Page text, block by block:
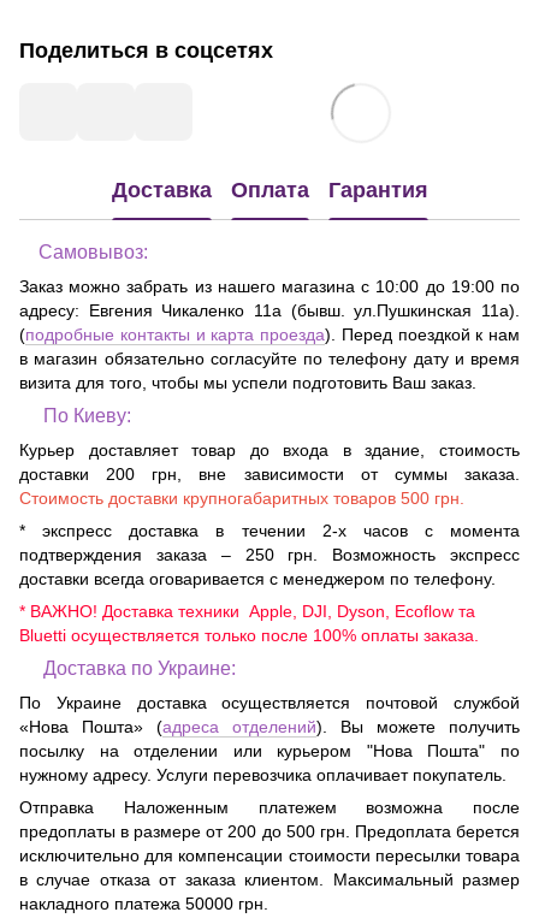
Поделиться в соцсетях
Доставка Оплата Гарантия
Самовывоз:
Заказ можно забрать из нашего магазина с 10:00 до 19:00 по
адресу: Евгения Чикаленко 11а (бывш. ул.Пушкинская 11а)
(подробные контакты и карта проезда). Перед поездкой к нам
в магазин обязательно согласуйте по телефону дату и время
визита для того, чтобы мы успели подготовить Ваш заказ.
По Киеву:
Курьер доставляет товар до входа в здание, стоимость
доставки 200 грн, вне зависимости от суммы заказа.
Стоимость доставки крупногабаритных товаров 500 грн.
* экспресс доставка в течении 2-х часов с момента
подтверждения заказа – 250 грн. Возможность экспресс
доставки всегда оговаривается с менеджером по телефону.
* ВАЖНО! Доставка техники Apple, DJI, Dyson, Ecoflow та
Bluetti осуществляется только после 100% оплаты заказа.
Доставка по Украине:
По Украине доставка осуществляется почтовой службой
«Нова Пошта» (адреса отделений). Вы можете получить
посылку на отделении или курьером "Нова Пошта" по
нужному адресу. Услуги перевозчика оплачивает покупатель.
Отправка Наложенным платежем возможна после
предоплаты в размере от 200 до 500 грн. Предоплата берется
исключительно для компенсации стоимости пересылки товара
в случае отказа от заказа клиентом. Максимальный размер
накладного платежа 50000 грн.